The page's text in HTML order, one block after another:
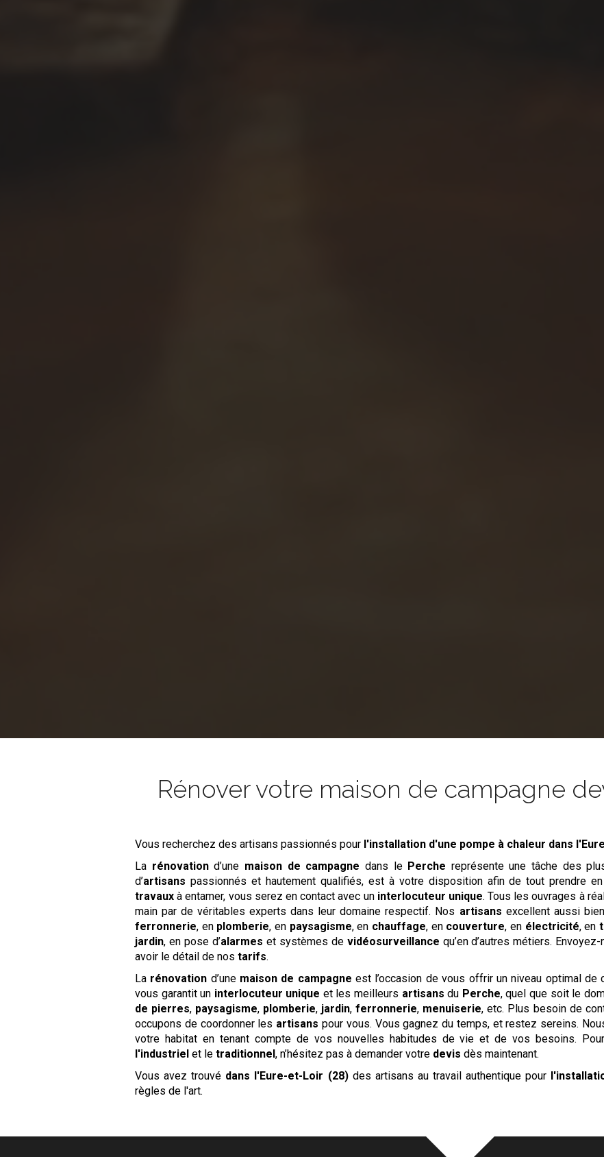
Rénover votre maison de campagne
Vous recherchez des artisans passionnés pour l'installation d'une pompe à chaleur dans
La rénovationd’une maison de campagne dans le Perche représente une tâche des
d’artisans passionnés et hautement qualifiés, est à votre disposition afin de tout prendre
travaux à entamer, vous serez en contact avec un interlocuteur unique. Tous les ouvrages à
main par de véritables experts dans leur domaine respectif. Nos artisans excellent aussi
ferronnerie, en plomberie, en paysagisme, en chauffage, en couverture, en électricité, en
jardin, en pose d’alarmes et systèmes de vidéosurveillance qu’en d’autres métiers.
avoir le détail de nostarifs.
La rénovation d’une maison de campagne est l’occasion de vous offrir un niveau optimal
vous garantit un interlocuteur unique et les meilleurs artisans du Perche, quel que soit le
de pierres, paysagisme, plomberie, jardin,ferronnerie, menuiserie, etc. Plus besoin de
occupons de coordonner les artisans pour vous. Vous gagnez du temps, et restez sereins.
votre habitat en tenant compte de vos nouvelles habitudes de vie et de vos besoins.
l'industriel et letraditionnel, n’hésitez pas à demander votre devis dès maintenant.
Vous avez trouvé dans l'Eure-et-Loir (28) des artisans au travail authentique pour
règles de l'art.